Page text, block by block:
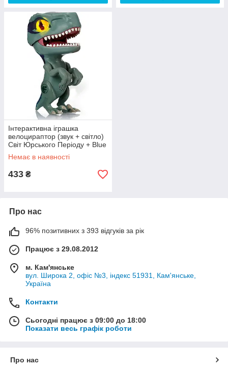
Інтерактивна іграшка
велоцираптор (звук + світло)
Світ Юрського Періоду + Blue
Trigger Chomper + Jurassic
World
Немає в наявності
433 ₴
Про нас
96% позитивних з 393 відгуків за рік
Працює з 29.08.2012
м. Кам'янське
вул. Широка 2, офіс №3, індекс 51931, Кам'янське,
Україна
Контакти
Сьогодні працює з 09:00 до 18:00
Показати весь графік роботи
Про нас